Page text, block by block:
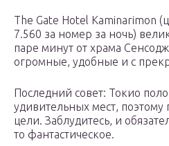
The Gate Hotel Kaminarimon
7.560 за номер за ночь)
паре минут от храма
огромные, удобные и с
Последний совет: Токио
удивительных мест,
цели. Заблудитесь, и
то фантастическое.